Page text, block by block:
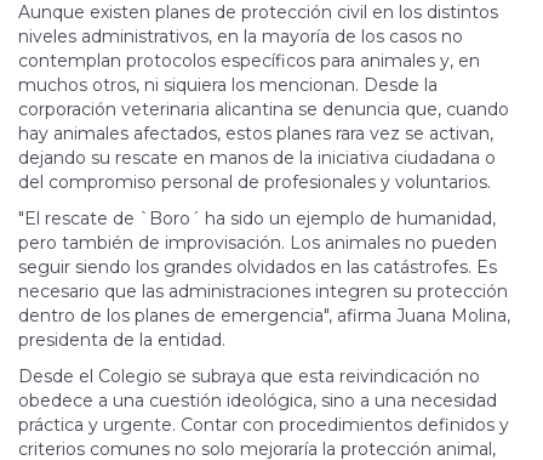
Aunque existen planes de protección civil en los distintos
niveles administrativos, en la mayoría de los casos no
contemplan protocolos específicos para animales y, en
muchos otros, ni siquiera los mencionan. Desde la
corporación veterinaria alicantina se denuncia que, cuando
hay animales afectados, estos planes rara vez se activan,
dejando su rescate en manos de la iniciativa ciudadana o
del compromiso personal de profesionales y voluntarios.
"El rescate de `Boro´ ha sido un ejemplo de humanidad,
pero también de improvisación. Los animales no pueden
seguir siendo los grandes olvidados en las catástrofes. Es
necesario que las administraciones integren su protección
dentro de los planes de emergencia", afirma Juana Molina,
presidenta de la entidad.
Desde el Colegio se subraya que esta reivindicación no
obedece a una cuestión ideológica, sino a una necesidad
práctica y urgente. Contar con procedimientos definidos y
criterios comunes no solo mejoraría la protección animal,